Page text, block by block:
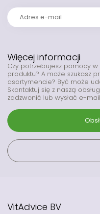
Więcej informacji
Czy potrzebujesz pomocy
produktu? A może szukasz
asortymencie? Być może
Skontaktuj się z naszą
zadzwonić lub wysłać e-
VitAdvice BV